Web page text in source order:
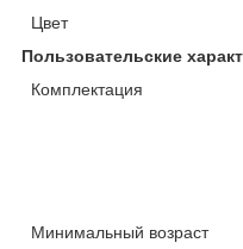
Цвет
Пользовательские
Комплектация
Минимальный возраст